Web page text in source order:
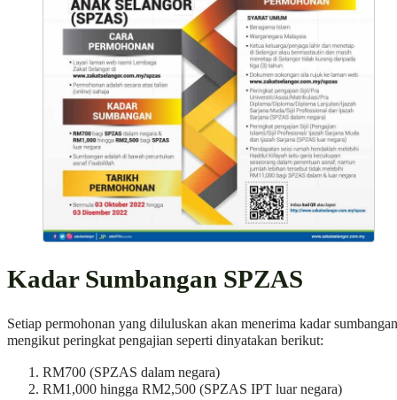
Kadar Sumbangan SPZAS
Setiap permohonan yang diluluskan akan menerima kadar sumbangan
mengikut peringkat pengajian seperti dinyatakan berikut:
RM700 (SPZAS dalam negara)
RM1,000 hingga RM2,500 (SPZAS IPT luar negara)